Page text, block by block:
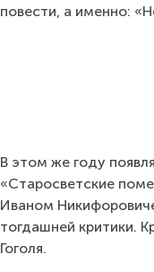
повести, а именно:
В этом же году
«Старосветские
Иваном
тогдашней критики.
Гоголя.